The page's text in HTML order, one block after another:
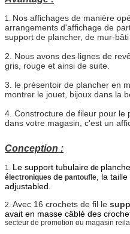
1. Nos affichages de manière
arrangements d'affichage de
support de plancher, de mur-
2. Nous avons des lignes de
gris, rouge et ainsi de suite.
3. le présentoir de plancher en
montrer le jouet, bijoux dans la
4. Constrocture de fileur pour le
dans votre magasin, c'est un
Conception :
1. Le support tubulaire de
électroniques de pantoufle , la
adjustabled.
2. Avec 16 crochets de fil le
avait en masse câblé des
secteur de promotion ou magasin